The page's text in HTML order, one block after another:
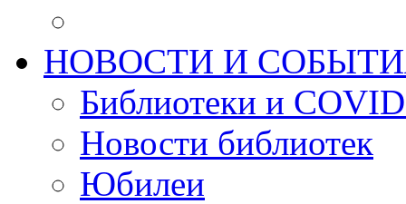
НОВОСТИ И
Библиотеки и
Новости библиотек
Юбилеи